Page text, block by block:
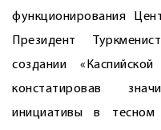
функционирования
Президент
создании
констатировав
инициативы в